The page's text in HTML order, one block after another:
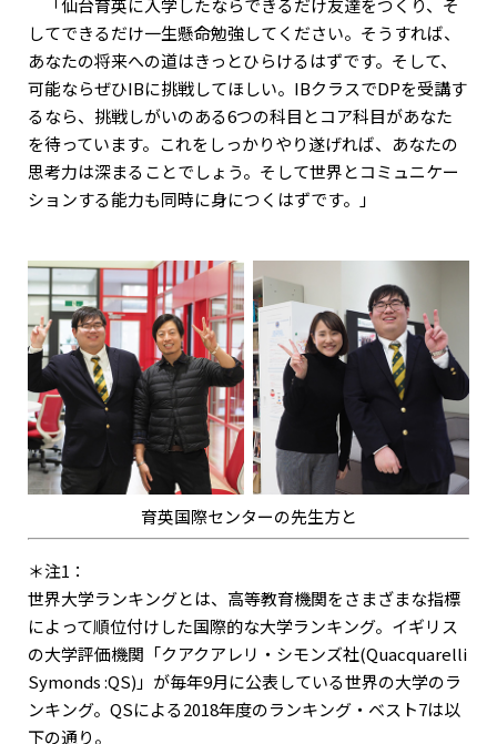
してできるだけ一生懸命勉強してください。そうすれば、
あなたの将来への道はきっとひらけるはずです。そして、
可能ならぜひIBに挑戦してほしい。IBクラスでDPを受講す
るなら、挑戦しがいのある6つの科目とコア科目があなた
を待っています。これをしっかりやり遂げれば、あなたの
思考力は深まることでしょう。そして世界とコミュニケー
ションする能力も同時に身につくはずです。」
育英国際センターの先生方と
＊注1：
世界大学ランキングとは、高等教育機関をさまざまな指標
によって順位付けした国際的な大学ランキング。イギリス
の大学評価機関「クアクアレリ・シモンズ社(Quacquarelli
Symonds :QS)」が毎年9月に公表している世界の大学のラ
ンキング。QSによる2018年度のランキング・ベスト7は以
下の通り。